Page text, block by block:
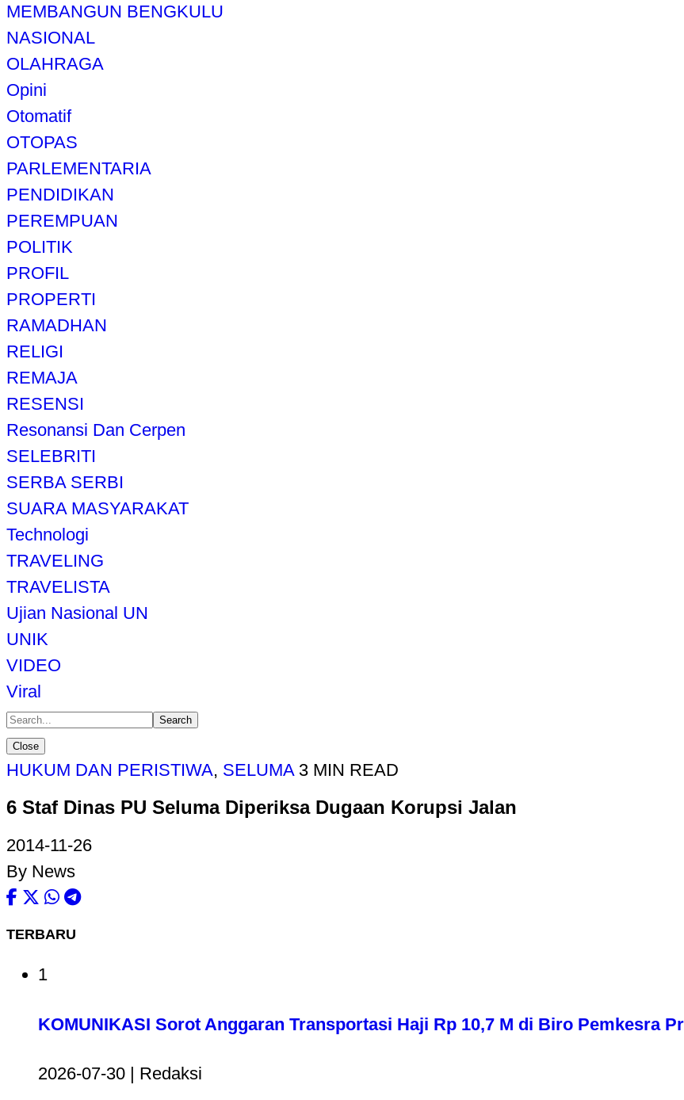
MEMBANGUN BENGKULU
NASIONAL
OLAHRAGA
Opini
Otomatif
OTOPAS
PARLEMENTARIA
PENDIDIKAN
PEREMPUAN
POLITIK
PROFIL
PROPERTI
RAMADHAN
RELIGI
REMAJA
RESENSI
Resonansi Dan Cerpen
SELEBRITI
SERBA SERBI
SUARA MASYARAKAT
Technologi
TRAVELING
TRAVELISTA
Ujian Nasional UN
UNIK
VIDEO
Viral
Search
Close
HUKUM DAN PERISTIWA, SELUMA 3 MIN READ
6 Staf Dinas PU Seluma Diperiksa Dugaan Korupsi Jalan
2014-11-26
By News
TERBARU
1
KOMUNIKASI Sorot Anggaran Transportasi Haji Rp 10,7 M di Biro Pemkesra
2026-07-30 | Redaksi